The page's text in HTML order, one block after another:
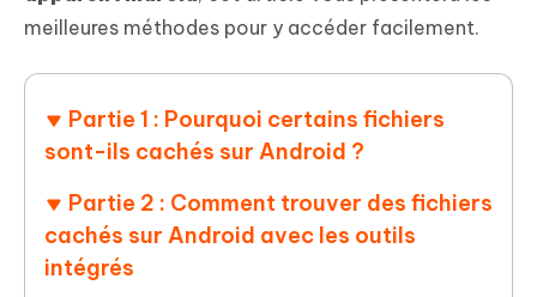
meilleures méthodes pour y accéder facilement.
Partie 1 : Pourquoi certains fichiers
sont-ils cachés sur Android ?
Partie 2 : Comment trouver des fichiers
cachés sur Android avec les outils
intégrés